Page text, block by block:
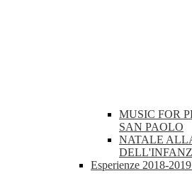
MUSIC FOR
SAN PAOLO
NATALE
Esperienze 2018-